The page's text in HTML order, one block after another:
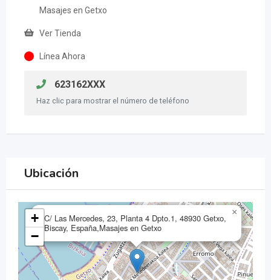
Masajes en Getxo
Ver Tienda
Línea Ahora
623162XXX
Haz clic para mostrar el número de teléfono
Ubicación
C/ Las Mercedes, 23, Planta 4 Dpto.1, 48930 Getxo,
Biscay, España,Masajes en Getxo
×
+
−